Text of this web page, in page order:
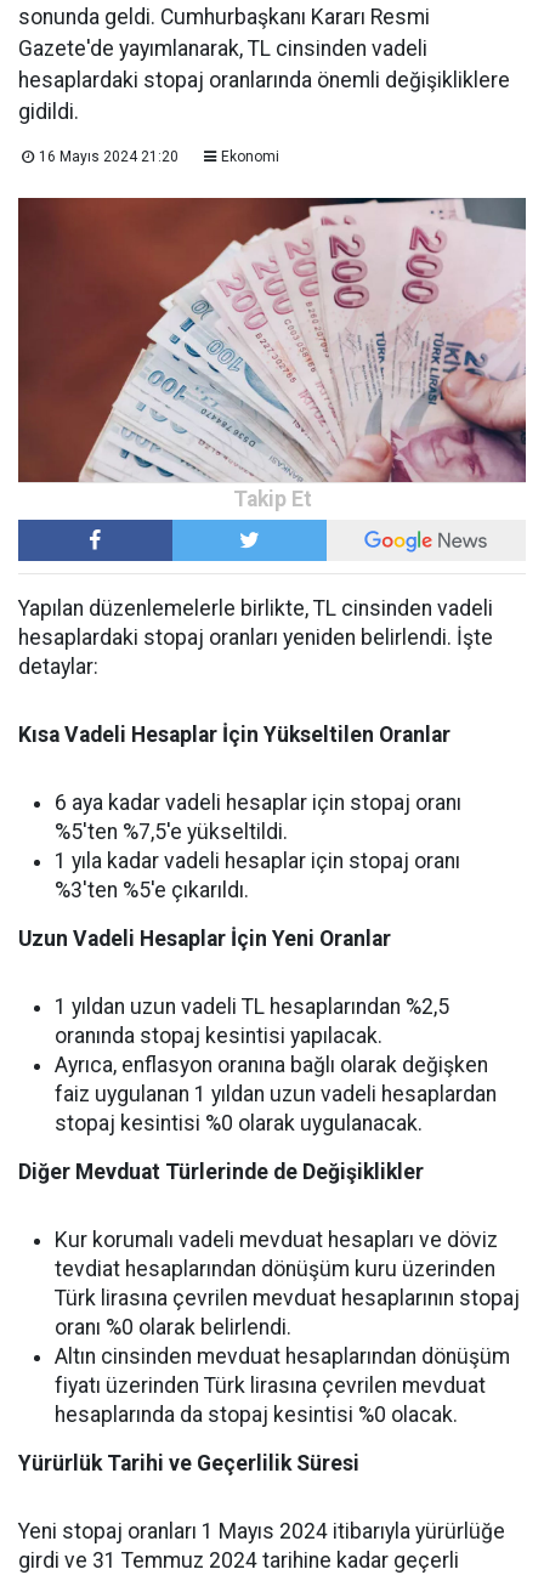
sonunda geldi. Cumhurbaşkanı Kararı Resmi
Gazete'de yayımlanarak, TL cinsinden vadeli
hesaplardaki stopaj oranlarında önemli değişikliklere
gidildi.
16 Mayıs 2024 21:20 Ekonomi
Yapılan düzenlemelerle birlikte, TL cinsinden vadeli
hesaplardaki stopaj oranları yeniden belirlendi. İşte
detaylar:
Kısa Vadeli Hesaplar İçin Yükseltilen Oranlar
6 aya kadar vadeli hesaplar için stopaj oranı
%5'ten %7,5'e yükseltildi.
1 yıla kadar vadeli hesaplar için stopaj oranı
%3'ten %5'e çıkarıldı.
Uzun Vadeli Hesaplar İçin Yeni Oranlar
1 yıldan uzun vadeli TL hesaplarından %2,5
oranında stopaj kesintisi yapılacak.
Ayrıca, enflasyon oranına bağlı olarak değişken
faiz uygulanan 1 yıldan uzun vadeli hesaplardan
stopaj kesintisi %0 olarak uygulanacak.
Diğer Mevduat Türlerinde de Değişiklikler
Kur korumalı vadeli mevduat hesapları ve döviz
tevdiat hesaplarından dönüşüm kuru üzerinden
Türk lirasına çevrilen mevduat hesaplarının stopaj
oranı %0 olarak belirlendi.
Altın cinsinden mevduat hesaplarından dönüşüm
fiyatı üzerinden Türk lirasına çevrilen mevduat
hesaplarında da stopaj kesintisi %0 olacak.
Yürürlük Tarihi ve Geçerlilik Süresi
Yeni stopaj oranları 1 Mayıs 2024 itibarıyla yürürlüğe
girdi ve 31 Temmuz 2024 tarihine kadar geçerli